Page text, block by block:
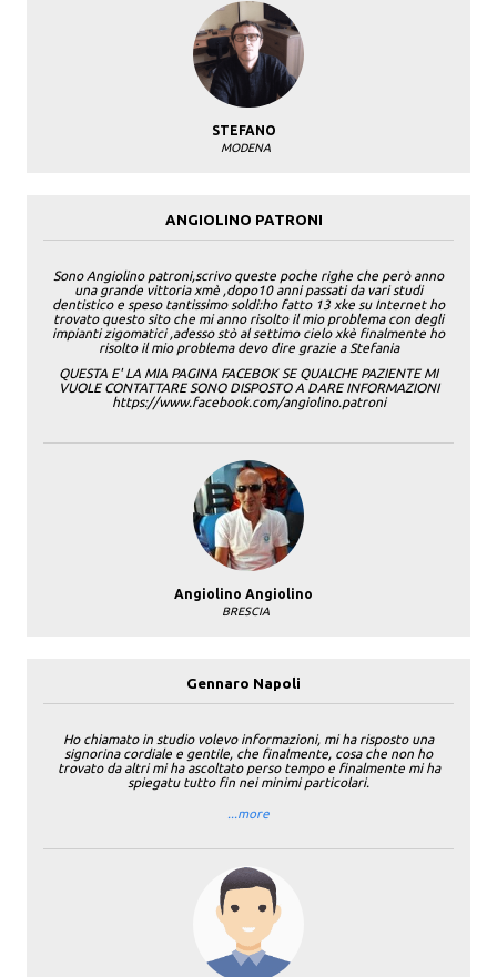
STEFANO
MODENA
ANGIOLINO PATRONI
Sono Angiolino patroni,scrivo queste poche righe che però anno
una grande vittoria xmè ,dopo10 anni passati da vari studi
dentistico e speso tantissimo soldi:ho fatto 13 xke su Internet ho
trovato questo sito che mi anno risolto il mio problema con degli
impianti zigomatici ,adesso stò al settimo cielo xkè finalmente ho
risolto il mio problema devo dire grazie a Stefania
QUESTA E' LA MIA PAGINA FACEBOK SE QUALCHE PAZIENTE MI
VUOLE CONTATTARE SONO DISPOSTO A DARE INFORMAZIONI
https://www.facebook.com/angiolino.patroni
Angiolino Angiolino
BRESCIA
Gennaro Napoli
Ho chiamato in studio volevo informazioni, mi ha risposto una
signorina cordiale e gentile, che finalmente, cosa che non ho
trovato da altri mi ha ascoltato perso tempo e finalmente mi ha
spiegatu tutto fin nei minimi particolari.
...more